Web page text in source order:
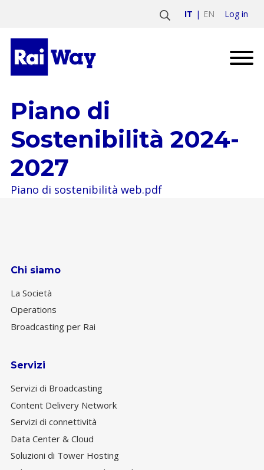
IT EN Log in
Piano di
Sostenibilità 2024-
2027
Piano di sostenibilità web.pdf
Chi siamo
La Società
Operations
Broadcasting per Rai
Servizi
Servizi di Broadcasting
Content Delivery Network
Servizi di connettività
Data Center & Cloud
Soluzioni di Tower Hosting